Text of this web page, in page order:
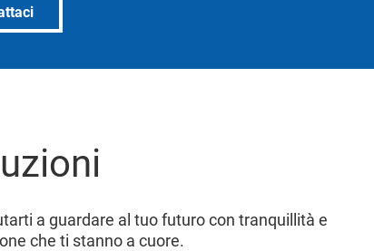
a guardare al tuo futuro con tranquillità e
che ti stanno a cuore.